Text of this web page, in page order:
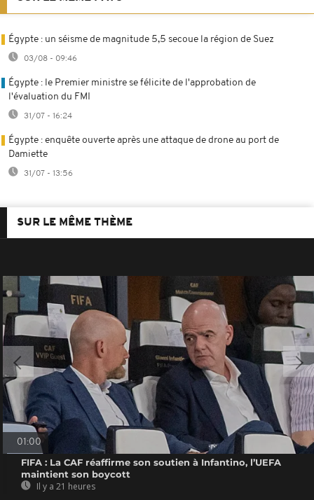
Égypte : un séisme de magnitude 5,5 secoue la région de Suez
03/08 - 09:46
Égypte : le Premier ministre se félicite de l'approbation de
l'évaluation du FMI
31/07 - 16:24
Égypte : enquête ouverte après une attaque de drone au port de
Damiette
31/07 - 13:56
SUR LE MÊME THÈME
01:00
FIFA : La CAF réaffirme son soutien à Infantino, l’UEFA
maintient son boycott
Il y a 21 heures